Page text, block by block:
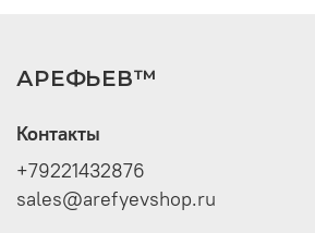
АРЕФЬЕВ™
Контакты
+79221432876
sales@arefyevshop.ru